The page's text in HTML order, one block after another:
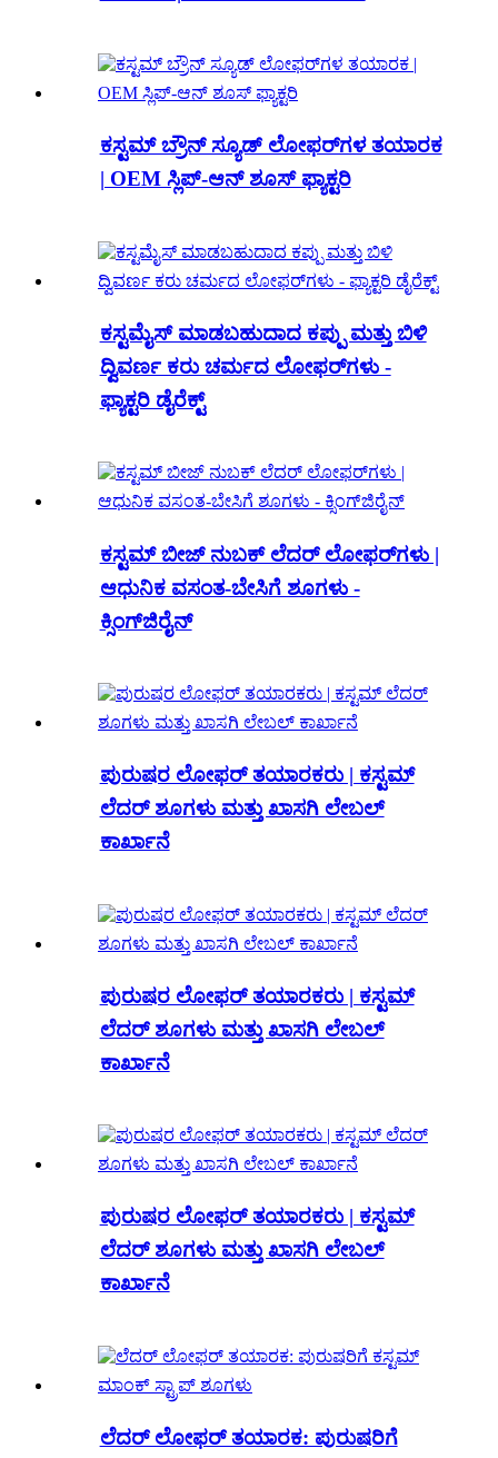
ಕಸ್ಟಮ್ ಬ್ರೌನ್ ಸ್ಯೂಡ್ ಲೋಫರ್‌ಗಳ ತಯಾರಕ
| OEM ಸ್ಲಿಪ್-ಆನ್ ಶೂಸ್ ಫ್ಯಾಕ್ಟರಿ
ಕಸ್ಟಮೈಸ್ ಮಾಡಬಹುದಾದ ಕಪ್ಪು ಮತ್ತು ಬಿಳಿ
ದ್ವಿವರ್ಣ ಕರು ಚರ್ಮದ ಲೋಫರ್‌ಗಳು -
ಫ್ಯಾಕ್ಟರಿ ಡೈರೆಕ್ಟ್
ಕಸ್ಟಮ್ ಬೀಜ್ ನುಬಕ್ ಲೆದರ್ ಲೋಫರ್‌ಗಳು |
ಆಧುನಿಕ ವಸಂತ-ಬೇಸಿಗೆ ಶೂಗಳು -
ಕ್ಸಿಂಗ್‌ಜಿರೈನ್
ಪುರುಷರ ಲೋಫರ್ ತಯಾರಕರು | ಕಸ್ಟಮ್
ಲೆದರ್ ಶೂಗಳು ಮತ್ತು ಖಾಸಗಿ ಲೇಬಲ್
ಕಾರ್ಖಾನೆ
ಪುರುಷರ ಲೋಫರ್ ತಯಾರಕರು | ಕಸ್ಟಮ್
ಲೆದರ್ ಶೂಗಳು ಮತ್ತು ಖಾಸಗಿ ಲೇಬಲ್
ಕಾರ್ಖಾನೆ
ಪುರುಷರ ಲೋಫರ್ ತಯಾರಕರು | ಕಸ್ಟಮ್
ಲೆದರ್ ಶೂಗಳು ಮತ್ತು ಖಾಸಗಿ ಲೇಬಲ್
ಕಾರ್ಖಾನೆ
ಲೆದರ್ ಲೋಫರ್ ತಯಾರಕ: ಪುರುಷರಿಗೆ